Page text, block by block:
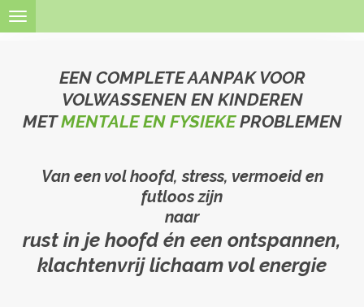
Ga
hoofdinhoud
EEN COMPLETE AANPAK VOOR
VOLWASSENEN EN KINDEREN
METMENTALE EN FYSIEKEPROBLEMEN
Van een vol hoofd, stress, vermoeid en
futloos zijn
naar
rust in je hoofd én een ontspannen,
klachtenvrij lichaam vol energie